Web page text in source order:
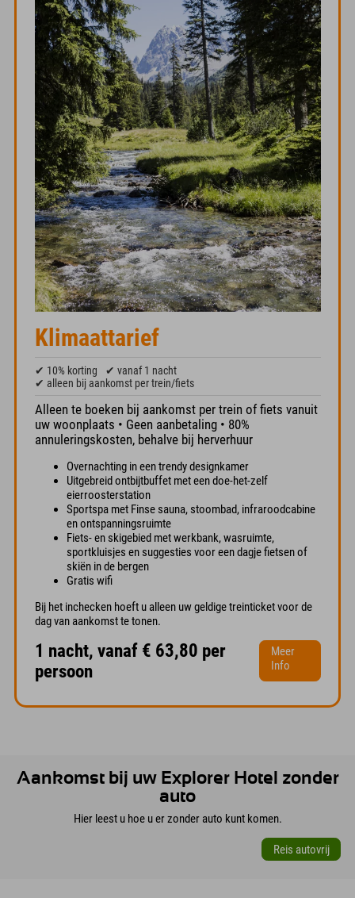
Klimaattarief
✔ 10% korting
✔ vanaf 1 nacht
✔ alleen bij aankomst per trein/fiets
Alleen te boeken bij aankomst per trein of fiets vanuit
uw woonplaats • Geen aanbetaling • 80%
annuleringskosten, behalve bij herverhuur
Overnachting in een trendy designkamer
Uitgebreid ontbijtbuffet met een doe-het-zelf
eierroosterstation
Sportspa met Finse sauna, stoombad, infraroodcabine
en ontspanningsruimte
Fiets- en skigebied met werkbank, wasruimte,
sportkluisjes en suggesties voor een dagje fietsen of
skiën in de bergen
Gratis wifi
Bij het inchecken hoeft u alleen uw geldige treinticket voor de
dag van aankomst te tonen.
1 nacht, vanaf € 63,80 per
persoon
Meer
Info
Aankomst bij uw Explorer Hotel zonder
auto
Hier leest u hoe u er zonder auto kunt komen.
Reis autovrij